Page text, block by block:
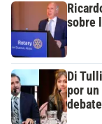
sobre
Di
por